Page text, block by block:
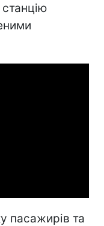
станцію
пасажирів та